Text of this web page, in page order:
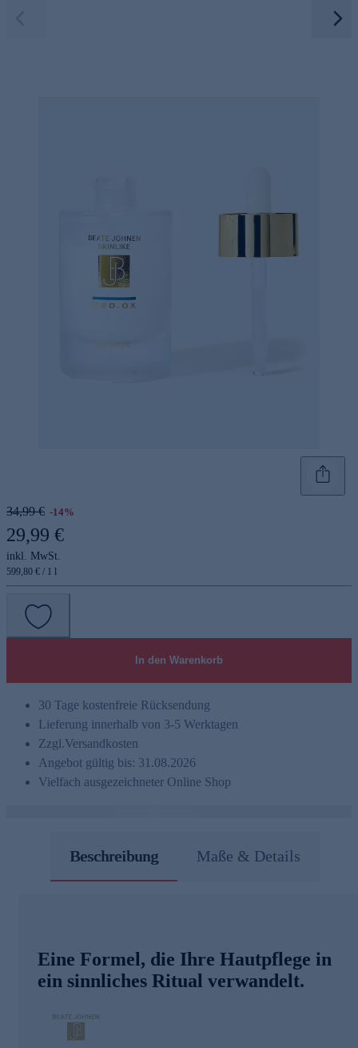
34,99 € -14%
29,99 €
inkl. MwSt.
599,80 € / 1 l
In den Warenkorb
30 Tage kostenfreie Rücksendung
Lieferung innerhalb von 3-5 Werktagen
Zzgl.Versandkosten
Angebot gültig bis: 31.08.2026
Vielfach ausgezeichneter Online Shop
Beschreibung Maße & Details
Eine Formel, die Ihre Hautpflege in
ein sinnliches Ritual verwandelt.